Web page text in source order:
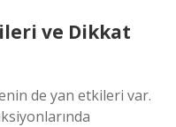
ve Dikkat
de yan etkileri var.